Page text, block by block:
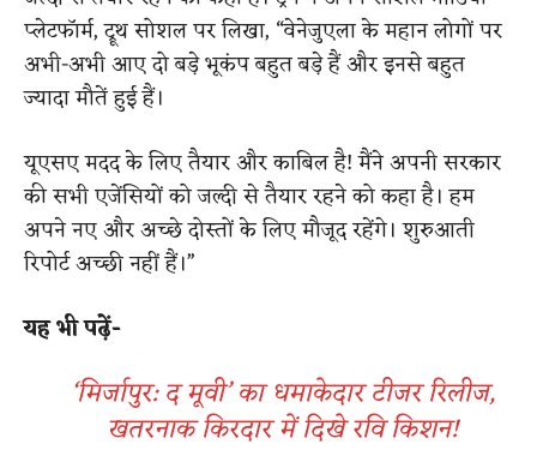
प्लेटफॉर्म, ट्रूथ सोशल पर लिखा, “वेनेजुएला के महान लोगों पर
अभी-अभी आए दो बड़े भूकंप बहुत बड़े हैं और इनसे बहुत
ज्यादा मौतें हुई हैं।
यूएसए मदद के लिए तैयार और काबिल है! मैंने अपनी सरकार
की सभी एजेंसियों को जल्दी से तैयार रहने को कहा है। हम
अपने नए और अच्छे दोस्तों के लिए मौजूद रहेंगे। शुरुआती
रिपोर्ट अच्छी नहीं हैं।”
यह भी पढ़ें-
‘मिर्जापुर: द मूवी’ का धमाकेदार टीजर रिलीज,
खतरनाक किरदार में दिखे रवि किशन!